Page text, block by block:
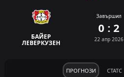
БАЙЕР
ЛЕВЕРКУЗЕН
Завършил
0 : 2
22 апр 2026
ПРОГНОЗИ СТАТС